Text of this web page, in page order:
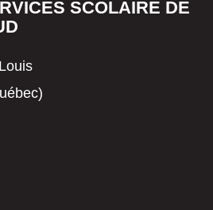
SCOLAIRE DE